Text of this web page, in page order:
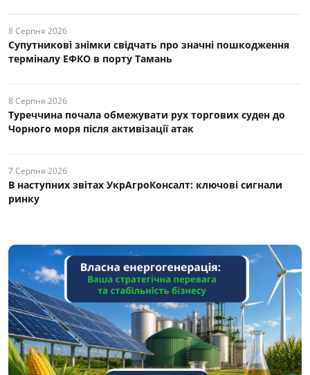
8 Серпня 2026
Супутникові знімки свідчать про значні пошкодження
терміналу ЕФКО в порту Тамань
8 Серпня 2026
Туреччина почала обмежувати рух торгових суден до
Чорного моря після активізації атак
7 Серпня 2026
В наступних звітах УкрАгроКонсалт: ключові cигнали
ринку